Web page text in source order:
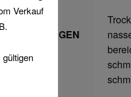
Verkauf